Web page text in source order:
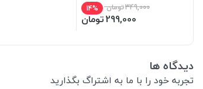
349,000تومان 14%
299,000تومان
دیدگاه ها
تجربه خود را با ما به اشتراگ بگذارید